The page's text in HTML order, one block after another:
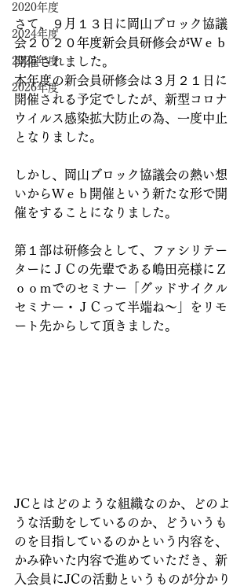
2020年度
2024年度
2025年度
2026年度
さて、９月１３日に岡山ブロック協議
会２０２０年度新会員研修会がＷｅｂ
開催されました。
本年度の新会員研修会は３月２１日に
開催される予定でしたが、新型コロナ
ウイルス感染拡大防止の為、一度中止
となりました。
しかし、岡山ブロック協議会の熱い想
いからＷｅｂ開催という新たな形で開
催をすることになりました。
第１部は研修会として、ファシリテー
ターにＪＣの先輩である嶋田亮様にＺ
ｏｏｍでのセミナー「グッドサイクル
セミナー・ＪＣって半端ね～」をリモ
ート先からして頂きました。
JCとはどのような組織なのか、どのよ
うな活動をしているのか、どういうも
のを目指しているのかという内容を、
かみ砕いた内容で進めていただき、新
入会員にJCの活動というものが分かり